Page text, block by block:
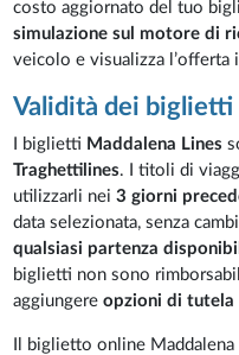
costo aggiornato del tuo
simulazione sul motore di
veicolo e visualizza l’offerta
Validità dei biglietti
I biglietti Maddalena Lines
Traghettilines. I titoli di
utilizzarli nei3 giorni
data selezionata, senza
qualsiasi partenza
biglietti non sono
aggiungereopzioni di tutela
Il biglietto online